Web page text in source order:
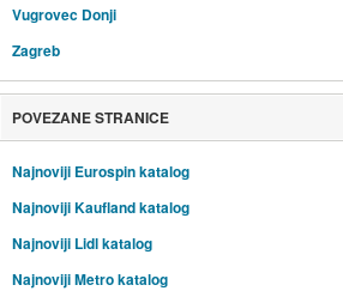
Vugrovec Donji
Zagreb
POVEZANE STRANICE
Najnoviji Eurospin katalog
Najnoviji Kaufland katalog
Najnoviji Lidl katalog
Najnoviji Metro katalog